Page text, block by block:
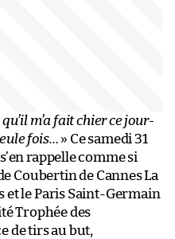
m’a fait chier ce jour-
fois… » Ce samedi 31
rappelle comme si
Coubertin de Cannes La
et le Paris Saint-Germain
Trophée des
de tirs au but,